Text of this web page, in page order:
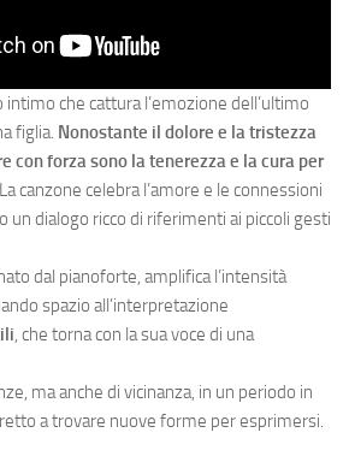
intimo che cattura l’emozione dell’ultimo
figlia. Nonostante il dolore e la tristezza
con forza sono la tenerezza e la cura per
canzone celebra l’amore e le connessioni
un dialogo ricco di riferimenti ai piccoli gesti
dal pianoforte, amplifica l’intensità
spazio all’interpretazione
, che torna con la sua voce di una
ma anche di vicinanza, in un periodo in
a trovare nuove forme per esprimersi.